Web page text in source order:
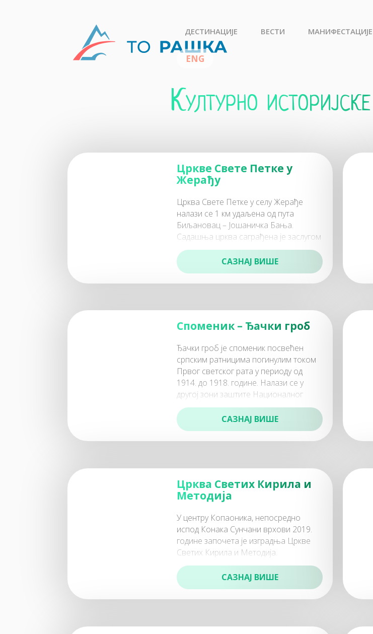
ДЕСТИНАЦИЈЕ ВЕСТИ МАНИФЕСТАЦИЈЕ
Културно
Цркве Свете Петке у
Жерађу
Црква Свете Петке у селу Жерађе
налази се 1 км удаљена од пута
Биљановац – Јошаничка Бања.
Садашња црква саграђена је заслугом
Миломира Главчића из Канаде који је
пореклом из суседСАЗНАЈ ВИШЕ
Споменик – Ђачки гроб
Ђачки гроб је споменик посвећен
српским ратницима погинулим током
Првог светског рата у периоду од
1914. до 1918. године. Налази се у
другој зони заштите Националног
парка Копаоник
САЗНАЈ ВИШЕ
Црква Светих Кирила и
Методија
У центру Копаоника, непосредно
испод Конака Сунчани врхови 2019.
године започета је изградња Цркве
Светих Кирила и Методија.
Инвеститор цркве је Епархија Жичка.
Радови на изградњи
САЗНАЈ ВИШЕ